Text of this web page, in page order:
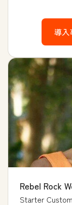
導入
Rebel Rock
Starter